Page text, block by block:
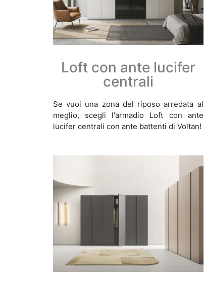
Loft con ante lucifer
centrali
Se vuoi una zona del riposo arredata al
meglio, scegli l'armadio Loft con ante
lucifer centrali con ante battenti di Voltan!